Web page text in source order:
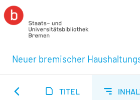
Neuer bremischer
TITEL